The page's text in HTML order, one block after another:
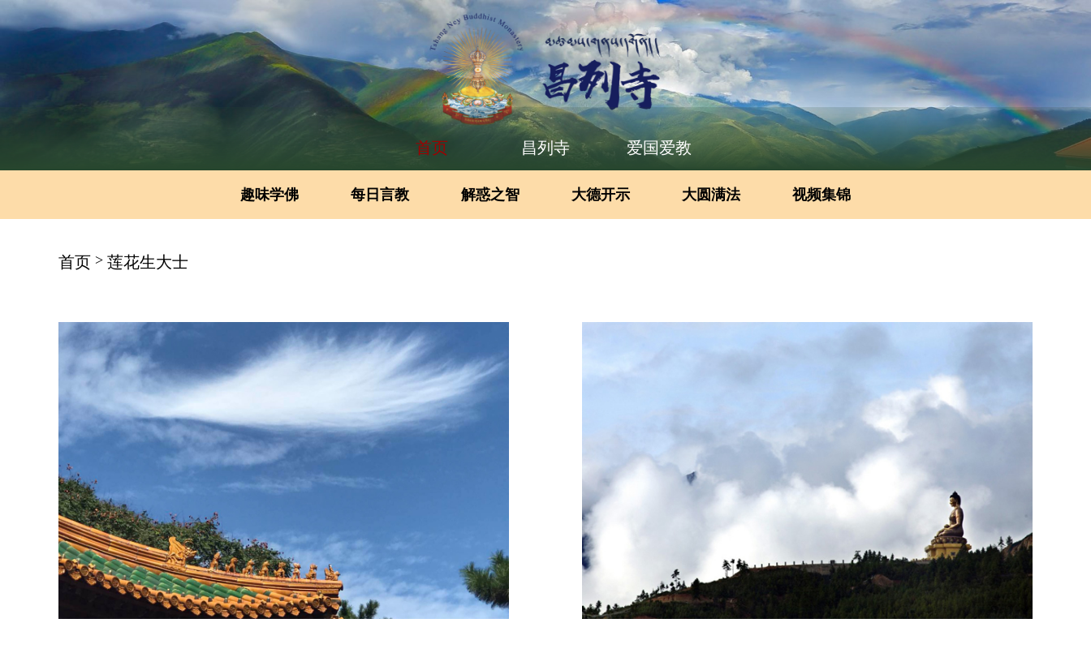
首页 昌列寺 爱国爱教
趣味学佛 每日言教 解惑之智 大德开示 大圆满法 视频集锦
首页 > 莲花生大士